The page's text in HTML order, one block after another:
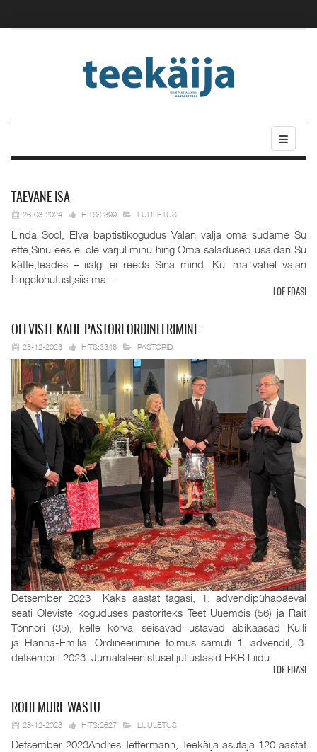
TAEVANE ISA
26-03-2024 HITS:2399 LUULETUS
Linda Sool, Elva baptistikogudus Valan välja oma südame Su
ette,Sinu ees ei ole varjul minu hing.Oma saladused usaldan Su
kätte,teades – iialgi ei reeda Sina mind. Kui ma vahel vajan
hingelohutust,siis ma...
LOE EDASI
OLEVISTE KAHE PASTORI ORDINEERIMINE
28-12-2023 HITS:3346 PASTORID
Detsember 2023 Kaks aastat tagasi, 1. advendipühapäeval
seati Oleviste koguduses pastoriteks Teet Uuemõis (56) ja Rait
Tõnnori (35), kelle kõrval seisavad ustavad abikaasad Külli
ja Hanna-Emilia. Ordineerimine toimus samuti 1. advendil, 3.
detsembril 2023. Jumalateenistusel jutlustasid EKB Liidu...
LOE EDASI
ROHI MURE WASTU
28-12-2023 HITS:2627 LUULETUS
Detsember 2023Andres Tettermann, Teekäija asutaja 120 aastat